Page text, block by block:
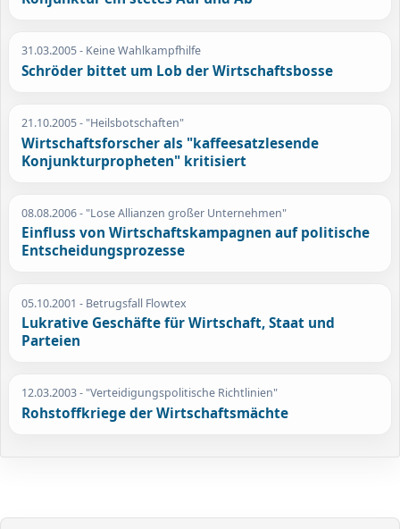
31.03.2005- Keine Wahlkampfhilfe
Schröder bittet um Lob der Wirtschaftsbosse
21.10.2005- "Heilsbotschaften"
Wirtschaftsforscher als "kaffeesatzlesende
Konjunkturpropheten" kritisiert
08.08.2006- "Lose Allianzen großer Unternehmen"
Einfluss von Wirtschaftskampagnen auf politische
Entscheidungsprozesse
05.10.2001 - Betrugsfall Flowtex
Lukrative Geschäfte für Wirtschaft, Staat und
Parteien
12.03.2003- "Verteidigungspolitische Richtlinien"
Rohstoffkriege der Wirtschaftsmächte